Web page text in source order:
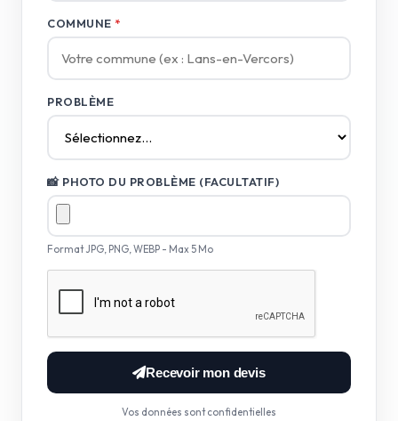
COMMUNE *
PROBLÈME
📸 PHOTO DU PROBLÈME (FACULTATIF)
Format JPG, PNG, WEBP - Max 5 Mo
Recevoir mon devis
Vos données sont confidentielles